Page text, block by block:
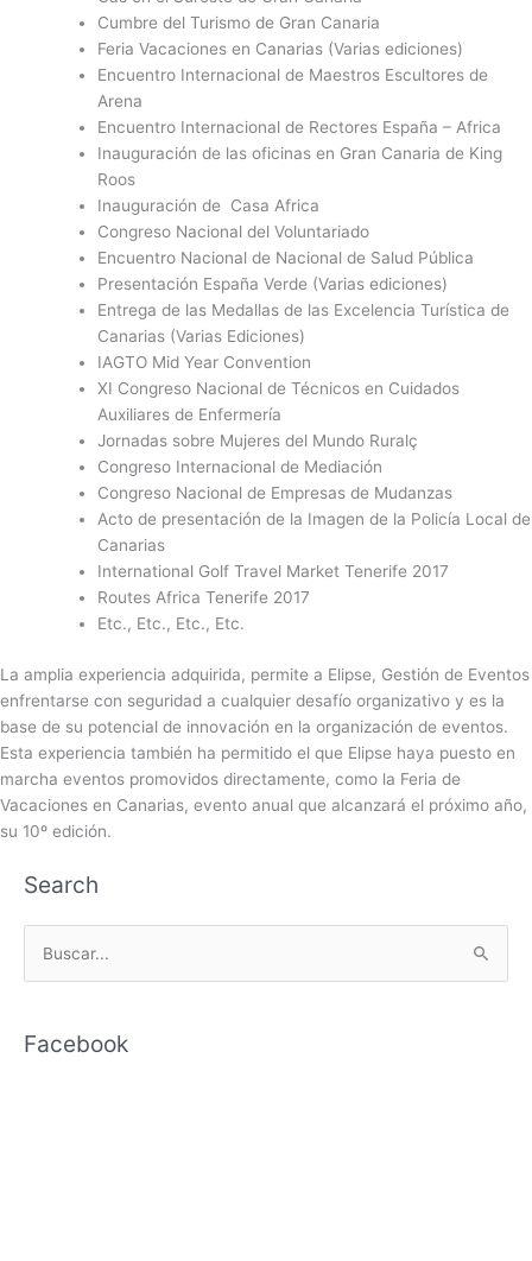
Cumbre del Turismo de Gran Canaria
Feria Vacaciones en Canarias (Varias ediciones)
Encuentro Internacional de Maestros Escultores de
Arena
Encuentro Internacional de Rectores España – Africa
Inauguración de las oficinas en Gran Canaria de King
Roos
Inauguración de Casa Africa
Congreso Nacional del Voluntariado
Encuentro Nacional de Nacional de Salud Pública
Presentación España Verde (Varias ediciones)
Entrega de las Medallas de las Excelencia Turística de
Canarias (Varias Ediciones)
IAGTO Mid Year Convention
XI Congreso Nacional de Técnicos en Cuidados
Auxiliares de Enfermería
Jornadas sobre Mujeres del Mundo Ruralç
Congreso Internacional de Mediación
Congreso Nacional de Empresas de Mudanzas
Acto de presentación de la Imagen de la Policía Local de
Canarias
International Golf Travel Market Tenerife 2017
Routes Africa Tenerife 2017
Etc., Etc., Etc., Etc.
La amplia experiencia adquirida, permite a Elipse, Gestión de Eventos
enfrentarse con seguridad a cualquier desafío organizativo y es la
base de su potencial de innovación en la organización de eventos.
Esta experiencia también ha permitido el que Elipse haya puesto en
marcha eventos promovidos directamente, como la Feria de
Vacaciones en Canarias, evento anual que alcanzará el próximo año,
su 10º edición.
Search
cFacebook